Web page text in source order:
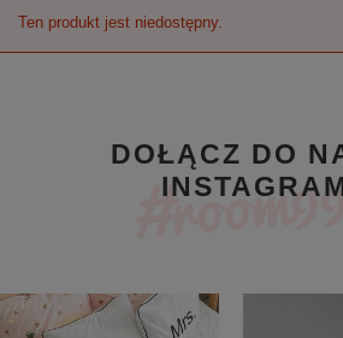
Ten produkt jest niedostępny.
DOŁĄCZ DO